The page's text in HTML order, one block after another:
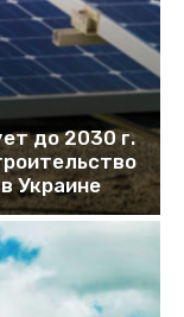
до 2030 г.
Украине